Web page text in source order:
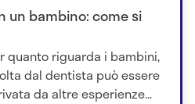
un bambino: come si
quanto riguarda i bambini,
dal dentista può essere
da altre esperienze...